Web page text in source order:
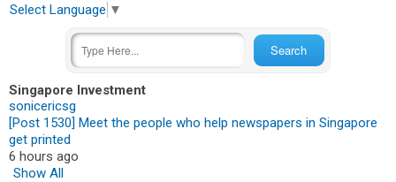
Select Language ▼
Singapore Investment
sonicericsg
[Post 1530] Meet the people who help newspapers in Singapore
get printed
6 hours ago
Show All